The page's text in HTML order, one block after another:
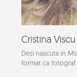
Cristina
Desi nascuta in
format ca fotograf